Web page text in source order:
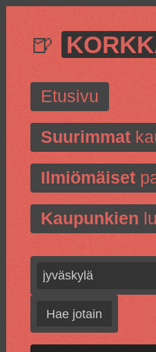
🍺
Etusivu
Suurimmat
Ilmiömäiset
Kaupunkien
Hae jotain